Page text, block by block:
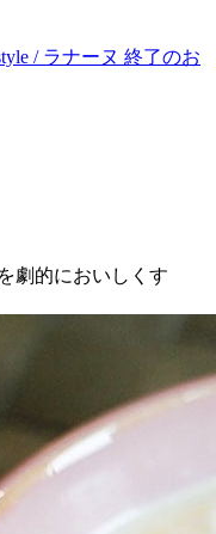
/ ラナーヌ 終了のお
劇的においしくす